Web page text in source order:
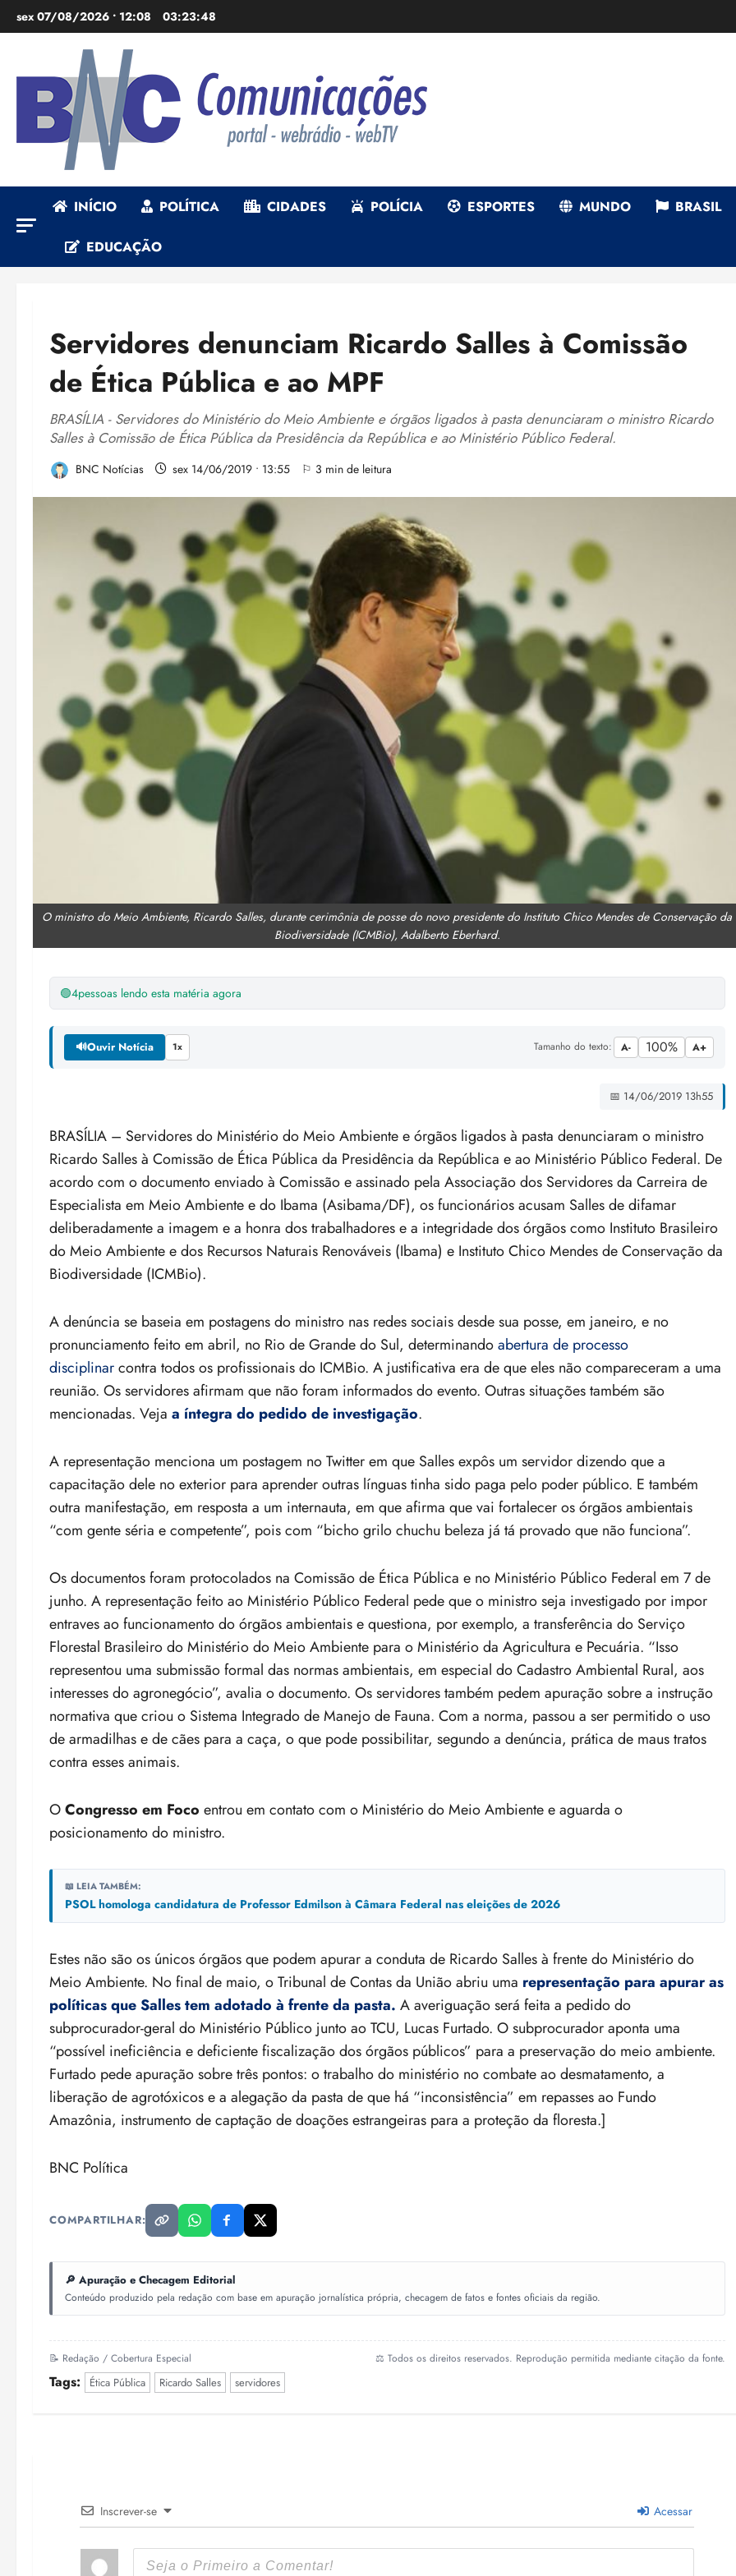
para
sex 07/08/2026 • 12:08 03:23:50
INÍCIO POLÍTICA CIDADES POLÍCIA ESPORTES MUNDO BRASIL
EDUCAÇÃO
Servidores denunciam Ricardo Salles à Comissão
de Ética Pública e ao MPF
BRASÍLIA - Servidores do Ministério do Meio Ambiente e órgãos ligados à pasta denunciaram o ministro Ricardo
Salles à Comissão de Ética Pública da Presidência da República e ao Ministério Público Federal.
BNC Notícias sex 14/06/2019 • 13:55 ⚐ 3 min de leitura
O ministro do Meio Ambiente, Ricardo Salles, durante cerimônia de posse do novo presidente do Instituto Chico Mendes de Conservação da
Biodiversidade (ICMBio), Adalberto Eberhard.
🟢4pessoas lendo esta matéria agora
🔊Ouvir Notícia 1x Tamanho do texto: A- 100% A+
📅 14/06/2019 13h55
BRASÍLIA – Servidores do Ministério do Meio Ambiente e órgãos ligados à pasta denunciaram o ministro
Ricardo Salles à Comissão de Ética Pública da Presidência da República e ao Ministério Público Federal. De
acordo com o documento enviado à Comissão e assinado pela Associação dos Servidores da Carreira de
Especialista em Meio Ambiente e do Ibama (Asibama/DF), os funcionários acusam Salles de difamar
deliberadamente a imagem e a honra dos trabalhadores e a integridade dos órgãos como Instituto Brasileiro
do Meio Ambiente e dos Recursos Naturais Renováveis (Ibama) e Instituto Chico Mendes de Conservação da
Biodiversidade (ICMBio).
A denúncia se baseia em postagens do ministro nas redes sociais desde sua posse, em janeiro, e no
pronunciamento feito em abril, no Rio de Grande do Sul, determinandoabertura de processo
disciplinarcontra todos os profissionais do ICMBio. A justificativa era de que eles não compareceram a uma
reunião. Os servidores afirmam que não foram informados do evento. Outras situações também são
mencionadas. Veja a íntegra do pedido de investigação.
A representação menciona um postagem no Twitter em que Salles expôs um servidor dizendo que a
capacitação dele no exterior para aprender outras línguas tinha sido paga pelo poder público. E também
outra manifestação, em resposta a um internauta, em que afirma que vai fortalecer os órgãos ambientais
“com gente séria e competente”, pois com “bicho grilo chuchu beleza já tá provado que não funciona”.
Os documentos foram protocolados na Comissão de Ética Pública e no Ministério Público Federal em 7 de
junho. A representação feito ao Ministério Público Federal pede que o ministro seja investigado por impor
entraves ao funcionamento do órgãos ambientais e questiona, por exemplo, a transferência do Serviço
Florestal Brasileiro do Ministério do Meio Ambiente para o Ministério da Agricultura e Pecuária. “Isso
representou uma submissão formal das normas ambientais, em especial do Cadastro Ambiental Rural, aos
interesses do agronegócio”, avalia o documento. Os servidores também pedem apuração sobre a instrução
normativa que criou o Sistema Integrado de Manejo de Fauna. Com a norma, passou a ser permitido o uso
de armadilhas e de cães para a caça, o que pode possibilitar, segundo a denúncia, prática de maus tratos
contra esses animais.
OCongresso em Foco entrou em contato com o Ministério do Meio Ambiente e aguarda o
posicionamento do ministro.
📖 LEIA TAMBÉM:
PSOL homologa candidatura de Professor Edmilson à Câmara Federal nas eleições de 2026
Estes não são os únicos órgãos que podem apurar a conduta de Ricardo Salles à frente do Ministério do
Meio Ambiente. No final de maio, o Tribunal de Contas da União abriu uma representação para apurar as
políticas que Salles tem adotado à frente da pasta. A averiguação será feita a pedido do
subprocurador-geral do Ministério Público junto ao TCU, Lucas Furtado. O subprocurador aponta uma
“possível ineficiência e deficiente fiscalização dos órgãos públicos” para a preservação do meio ambiente.
Furtado pede apuração sobre três pontos: o trabalho do ministério no combate ao desmatamento, a
liberação de agrotóxicos e a alegação da pasta de que há “inconsistência” em repasses ao Fundo
Amazônia, instrumento de captação de doações estrangeiras para a proteção da floresta.]
BNC Política
COMPARTILHAR:
🔎 Apuração e Checagem Editorial
Conteúdo produzido pela redação com base em apuração jornalística própria, checagem de fatos e fontes oficiais da região.
📝 Redação / Cobertura Especial ⚖️ Todos os direitos reservados. Reprodução permitida mediante citação da fonte.
Tags: Ética Pública Ricardo Salles servidores
Inscrever-se Acessar